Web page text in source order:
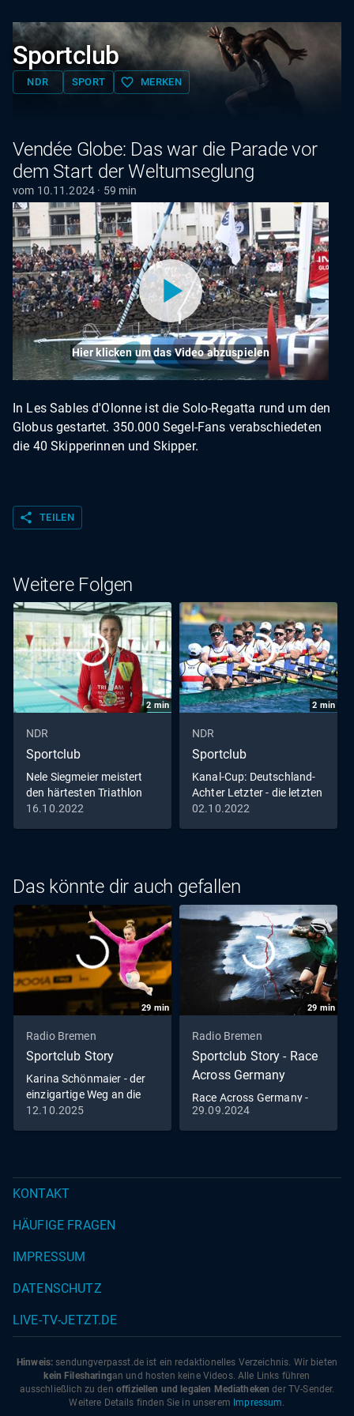
Sportclub
NDR SPORT favorite_border MERKEN
Vendée Globe: Das war die Parade vor
dem Start der Weltumseglung
vom 10.11.2024 · 59 min
Hier klicken um das Video abzuspielen
In Les Sables d'Olonne ist die Solo-Regatta rund um den
Globus gestartet. 350.000 Segel-Fans verabschiedeten
die 40 Skipperinnen und Skipper.
share TEILEN
Weitere Folgen
2 min
NDR
Sportclub
Nele Siegmeier meistert
den härtesten Triathlon
der Welt
16.10.2022
2 min
NDR
Sportclub
Kanal-Cup: Deutschland-
Achter Letzter - die letzten
Meter
02.10.2022
Das könnte dir auch gefallen
29 min
Radio Bremen
Sportclub Story
Karina Schönmaier - der
einzigartige Weg an die
Turn-Spitze
12.10.2025
29 min
Radio Bremen
Sportclub Story - Race
Across Germany
Race Across Germany -
Eines der härtesten
Radrennen Deutschlands
29.09.2024
KONTAKT
HÄUFIGE FRAGEN
IMPRESSUM
DATENSCHUTZ
LIVE-TV-JETZT.DE
Hinweis: sendungverpasst.de ist ein redaktionelles Verzeichnis. Wir bieten
kein Filesharingan und hosten keine Videos. Alle Links führen
ausschließlich zu den offiziellen und legalen Mediatheken der TV-Sender.
Weitere Details finden Sie in unserem Impressum.